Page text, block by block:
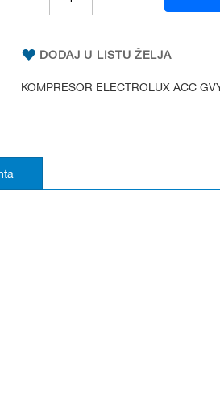
DODAJ U LISTU ŽELJA
KOMPRESOR ELECTROLUX ACC